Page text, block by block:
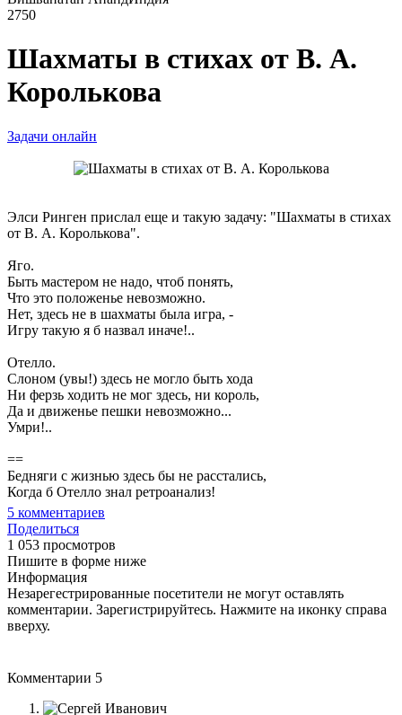
2750
Шахматы в стихах от В. А.
Королькова
Задачи онлайн
Элси Ринген прислал еще и такую задачу: "Шахматы в стихах
от В. А. Королькова".
Яго.
Быть мастером не надо, чтоб понять,
Что это положенье невозможно.
Нет, здесь не в шахматы была игра, -
Игру такую я б назвал иначе!..
Отелло.
Слоном (увы!) здесь не могло быть хода
Ни ферзь ходить не мог здесь, ни король,
Да и движенье пешки невозможно...
Умри!..
==
Бедняги с жизнью здесь бы не расстались,
Когда б Отелло знал ретроанализ!
5 комментариев
Поделиться
1 053 просмотров
Пишите в форме ниже
Информация
Незарегестрированные посетители не могут оставлять
комментарии. Зарегистрируйтесь. Нажмите на иконку справа
вверху.
Комментарии 5